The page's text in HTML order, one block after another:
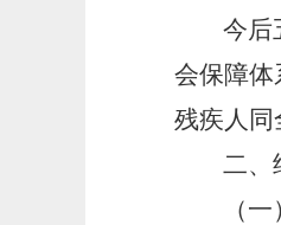
今后
会保障体
残疾人同
二、
（